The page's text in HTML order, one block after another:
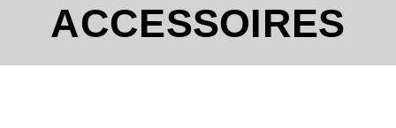
ACCESSOIRES